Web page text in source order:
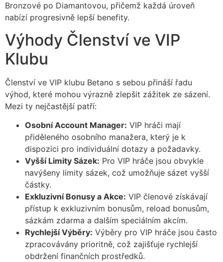
Bronzové po Diamantovou, přičemž každá úroveň
nabízí progresivně lepší benefity.
Výhody Členství ve VIP
Klubu
Členství ve VIP klubu Betano s sebou přináší řadu
výhod, které mohou výrazně zlepšit zážitek ze sázení.
Mezi ty nejčastější patří:
Osobní Account Manager: VIP hráči mají
přiděleného osobního manažera, který je k
dispozici pro individuální dotazy a požadavky.
Vyšší Limity Sázek: Pro VIP hráče jsou obvykle
navýšeny limity sázek, což umožňuje sázet vyšší
částky.
Exkluzivní Bonusy a Akce: VIP členové získávají
přístup k exkluzivním bonusům, reload bonusům,
sázkám zdarma a dalším speciálním akcím.
Rychlejší Výběry: Výběry pro VIP hráče jsou často
zpracovávány prioritně, což zajišťuje rychlejší
obdržení finančních prostředků.